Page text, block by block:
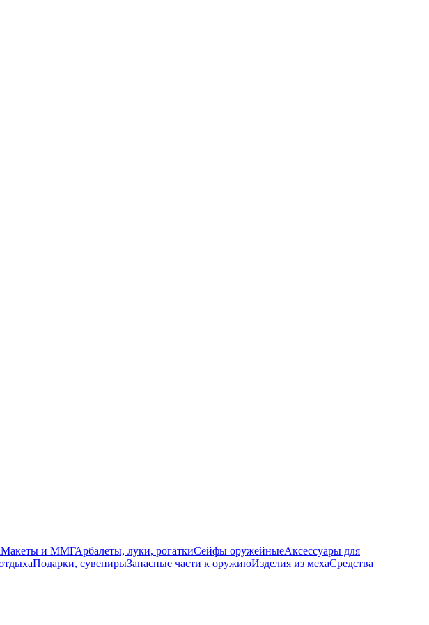
Макеты и ММГАрбалеты, луки, рогаткиСейфы оружейныеАксессуары для
Подарки, сувенирыЗапасные части к оружиюИзделия из мехаСредства